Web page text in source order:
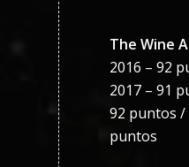
The Wine
2016 – 92
2017 – 91
92 puntos /
puntos